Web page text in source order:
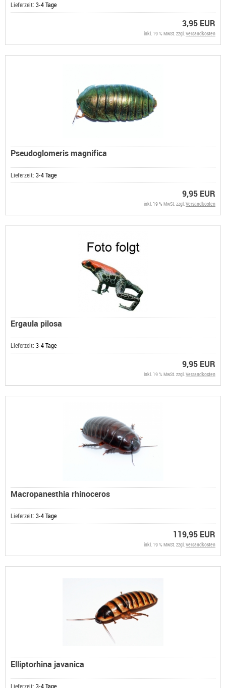
Lieferzeit: 3-4 Tage
3,95 EUR
inkl. 19 % MwSt. zzgl.Versandkosten
Pseudoglomeris magnifica
Lieferzeit: 3-4 Tage
9,95 EUR
inkl. 19 % MwSt. zzgl.Versandkosten
Ergaula pilosa
Lieferzeit: 3-4 Tage
9,95 EUR
inkl. 19 % MwSt. zzgl.Versandkosten
Macropanesthia rhinoceros
Lieferzeit: 3-4 Tage
119,95 EUR
inkl. 19 % MwSt. zzgl.Versandkosten
Elliptorhina javanica
Lieferzeit: 3-4 Tage